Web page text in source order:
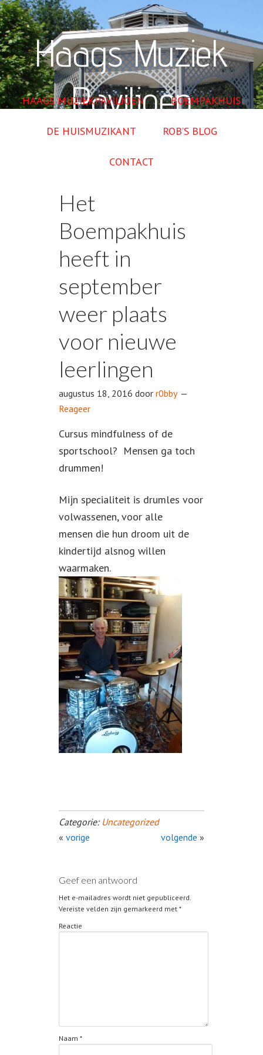
Haags Muziek
Paviljoen
HAAGS MUZIEKPAVILJOEN BOEMPAKHUIS
DE HUISMUZIKANT ROB’S BLOG
CONTACT
Het
Boempakhuis
heeft in
september
weer plaats
voor nieuwe
leerlingen
augustus 18, 2016 door r0bby
Reageer
Cursus mindfulness of de
sportschool? Mensen ga toch
drummen!
Mijn specialiteit is drumles voor
volwassenen, voor alle
mensen die hun droom uit de
kindertijd alsnog willen
waarmaken.
Categorie: Uncategorized
« vorige volgende »
Geef een antwoord
Het e-mailadres wordt niet gepubliceerd.
Vereiste velden zijn gemarkeerd met *
Reactie
Naam *